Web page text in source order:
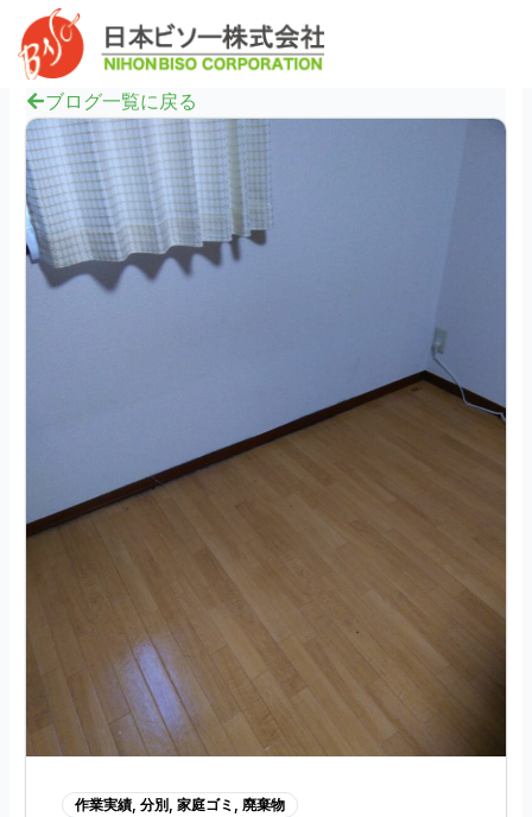
ブログ一覧に戻る
作業実績, 分別, 家庭ゴミ 廃棄物